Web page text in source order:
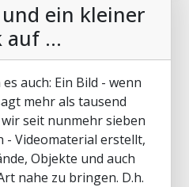
ein kleiner
auf ...
auch: Ein Bild - wenn
mehr als tausend
seit nunmehr sieben
- Videomaterial erstellt,
Objekte und auch
nahe zu bringen. D.h.